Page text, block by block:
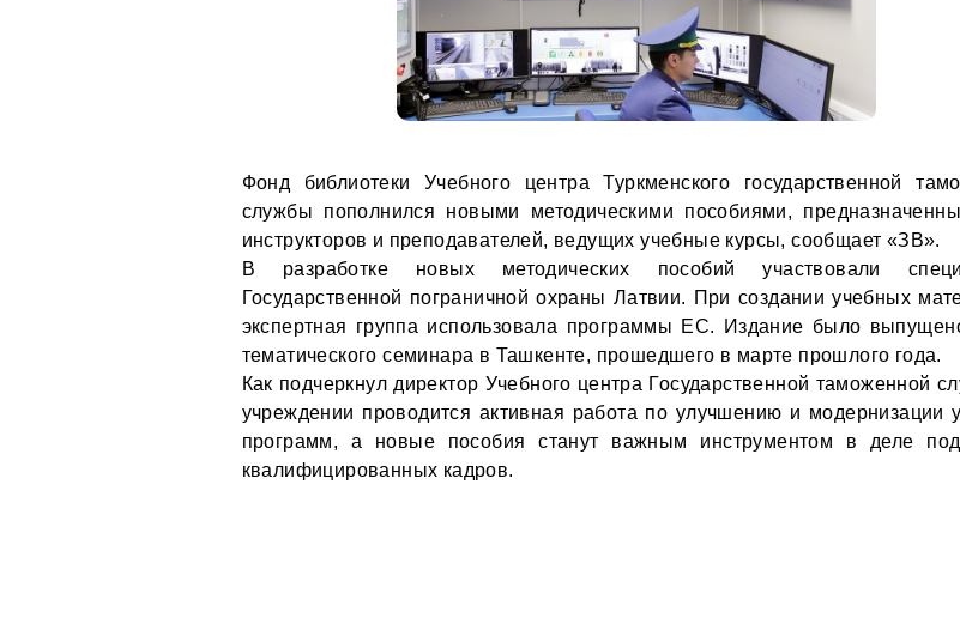
Фонд библиотеки Учебного центра Туркменского государственной
службы пополнился новыми методическими пособиями,
инструкторов и преподавателей, ведущих учебные курсы, сообщает «ЗВ».
В разработке новых методических пособий участвовали
Государственной пограничной охраны Латвии. При создании учебных
экспертная группа использовала программы ЕС. Издание было
тематического семинара в Ташкенте, прошедшего в марте прошлого года.
Как подчеркнул директор Учебного центра Государственной таможенной
учреждении проводится активная работа по улучшению и модернизации
программ, а новые пособия станут важным инструментом в деле
квалифицированных кадров.